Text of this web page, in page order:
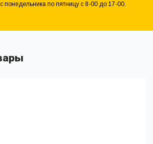
понедельника по пятницу с 8-00 до 17-00.